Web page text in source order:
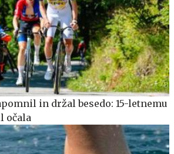
in držal besedo: 15-letnemu
očala